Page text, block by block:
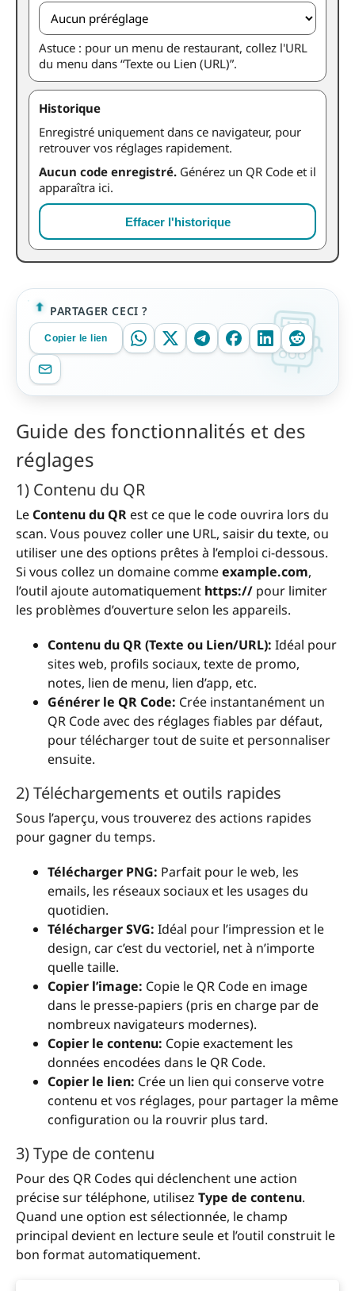
Astuce : pour un menu de restaurant, collez l'URL
du menu dans “Texte ou Lien (URL)”.
Historique
Enregistré uniquement dans ce navigateur, pour
retrouver vos réglages rapidement.
Aucun code enregistré. Générez un QR Code et il
apparaîtra ici.
Effacer l'historique
PARTAGER CECI ?
Copier le lien
Guide des fonctionnalités et des
réglages
1) Contenu du QR
Le Contenu du QR est ce que le code ouvrira lors du
scan. Vous pouvez coller une URL, saisir du texte, ou
utiliser une des options prêtes à l’emploi ci-dessous.
Si vous collez un domaine commeexample.com,
l’outil ajoute automatiquement https:// pour limiter
les problèmes d’ouverture selon les appareils.
Contenu du QR (Texte ou Lien/URL): Idéal pour
sites web, profils sociaux, texte de promo,
notes, lien de menu, lien d’app, etc.
Générer le QR Code: Crée instantanément un
QR Code avec des réglages fiables par défaut,
pour télécharger tout de suite et personnaliser
ensuite.
2) Téléchargements et outils rapides
Sous l’aperçu, vous trouverez des actions rapides
pour gagner du temps.
Télécharger PNG: Parfait pour le web, les
emails, les réseaux sociaux et les usages du
quotidien.
Télécharger SVG: Idéal pour l’impression et le
design, car c’est du vectoriel, net à n’importe
quelle taille.
Copier l’image: Copie le QR Code en image
dans le presse-papiers (pris en charge par de
nombreux navigateurs modernes).
Copier le contenu: Copie exactement les
données encodées dans le QR Code.
Copier le lien: Crée un lien qui conserve votre
contenu et vos réglages, pour partager la même
configuration ou la rouvrir plus tard.
3) Type de contenu
Pour des QR Codes qui déclenchent une action
précise sur téléphone, utilisez Type de contenu.
Quand une option est sélectionnée, le champ
principal devient en lecture seule et l’outil construit le
bon format automatiquement.